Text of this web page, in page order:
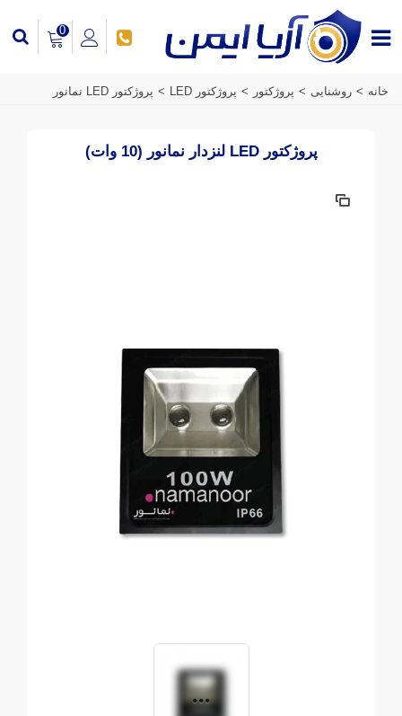
0
خانه > روشنایی > پروژکتور > پروژکتور LED > پروژکتور LED نمانور
پروژکتور LED لنزدار نمانور (10 وات)